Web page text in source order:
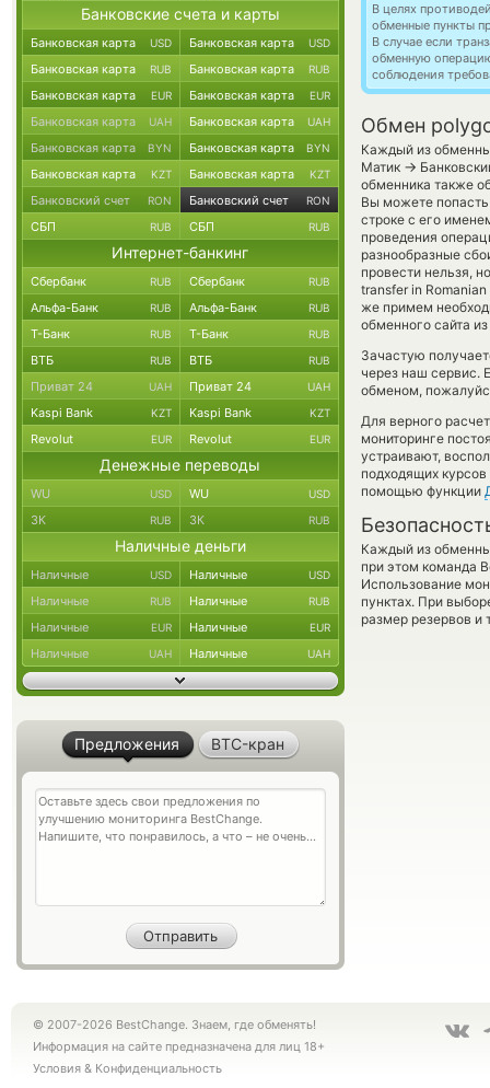
В целях
обменные пункты
В случае если
обменную
соблюдения
Обмен
Каждый из
Матик →
обменника также
Вы можете
строке с его
проведения
разнообразные
провести нельзя,
transfer in
же примем
обменного сайта
Зачастую
через наш сервис.
обменом,
Для верного
мониторинге
устраивают,
подходящих
помощью функции
Каждый из
при этом команда
Использование
пунктах. При
размер резервов и
Банковские счета и карты
Банковская карта USD Банковская карта USD
Банковская карта RUB Банковская карта RUB
Банковская карта EUR Банковская карта EUR
Банковская карта UAH Банковская карта UAH
Банковская карта BYN Банковская карта BYN
Банковская карта KZT Банковская карта KZT
Банковский счет RON Банковский счет RON
СБП RUB СБП RUB
Интернет-банкинг
Сбербанк RUB Сбербанк RUB
Альфа-Банк RUB Альфа-Банк RUB
Т-Банк RUB Т-Банк RUB
ВТБ RUB ВТБ RUB
Приват 24 UAH Приват 24 UAH
Kaspi Bank KZT Kaspi Bank KZT
Revolut EUR Revolut EUR
Денежные переводы
WU USD WU USD
ЗК RUB ЗК RUB
Наличные деньги
Наличные USD Наличные USD
Наличные RUB Наличные RUB
Наличные EUR Наличные EUR
Наличные UAH Наличные UAH
Предложения BTC-кран
© 2007-2026 BestChange. Знаем, где обменять!
Информация на сайте предназначена для лиц 18+
Условия & Конфиденциальность